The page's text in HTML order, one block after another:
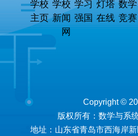
学校
主页
学校
新闻
网
学习
强国
灯塔
在线
数学
竞赛
Copyright ©
版权所有：数学与系
地址：山东省青岛市西海岸